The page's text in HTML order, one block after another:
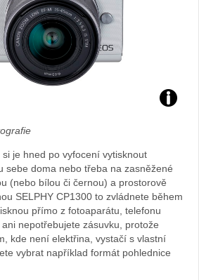
Foto:
webu
je hned po vyfocení vytisknout
sebe doma nebo třeba na zasněžené
(nebo bílou či černou) a prostorově
SELPHY CP1300 to zvládnete během
přímo z fotoaparátu, telefonu
nepotřebujete zásuvku, protože
kde není elektřina, vystačí s vlastní
vybrat například formát pohlednice